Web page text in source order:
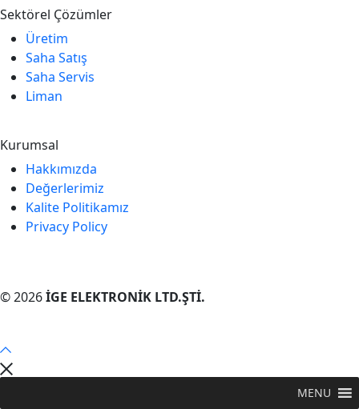
Sektörel Çözümler
Üretim
Saha Satış
Saha Servis
Liman
Kurumsal
Hakkımızda
Değerlerimiz
Kalite Politikamız
Privacy Policy
© 2026İGE ELEKTRONİK LTD.ŞTİ.
MENU